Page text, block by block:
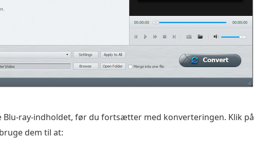
Blu-ray-indholdet, før du fortsætter med konverteringen. Klik på
dem til at: